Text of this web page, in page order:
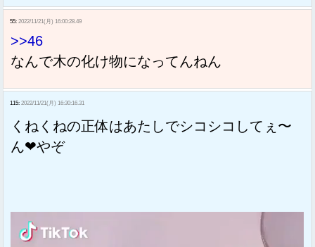
55: 2022/11/21(月) 16:00:28.49
>>46
なんで木の化け物になってんねん
115: 2022/11/21(月) 16:30:16.31
くねくねの正体はあたしでシコシコしてぇ〜
ん❤やぞ